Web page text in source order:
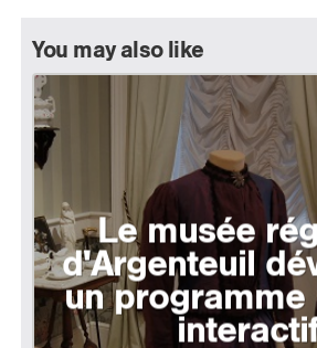
You may also like
Le musée
d'Argenteuil
un programme